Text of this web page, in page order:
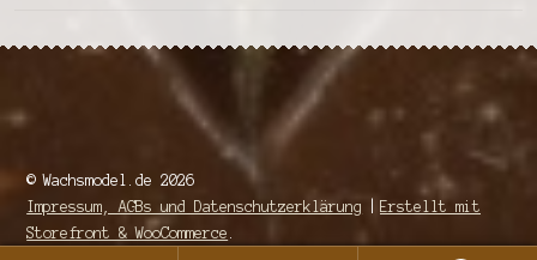
© Wachsmodel.de 2026
Impressum, AGBs und Datenschutzerklärung
Erstellt mit
Storefront & WooCommerce